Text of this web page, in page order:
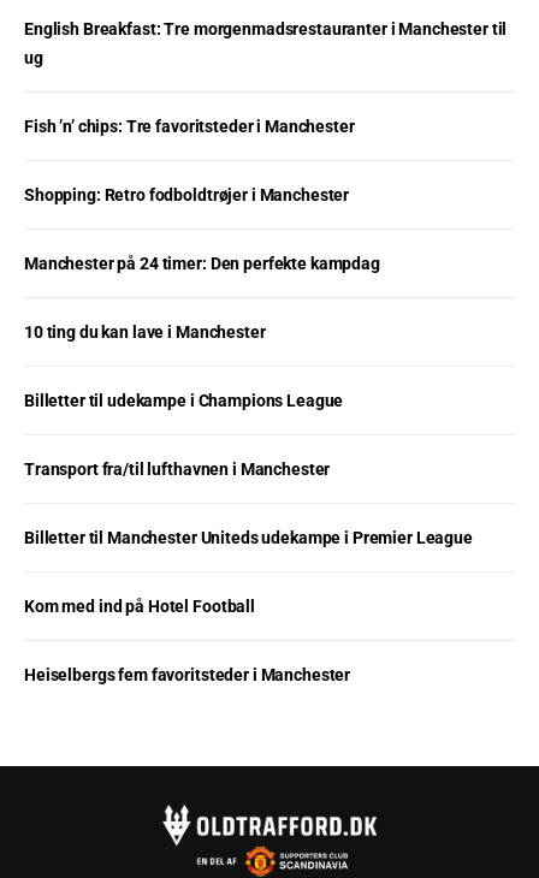
English Breakfast: Tre morgenmadsrestauranter i Manchester til
ug
Fish ’n’ chips: Tre favoritsteder i Manchester
Shopping: Retro fodboldtrøjer i Manchester
Manchester på 24 timer: Den perfekte kampdag
10 ting du kan lave i Manchester
Billetter til udekampe i Champions League
Transport fra/til lufthavnen i Manchester
Billetter til Manchester Uniteds udekampe i Premier League
Kom med ind på Hotel Football
Heiselbergs fem favoritsteder i Manchester